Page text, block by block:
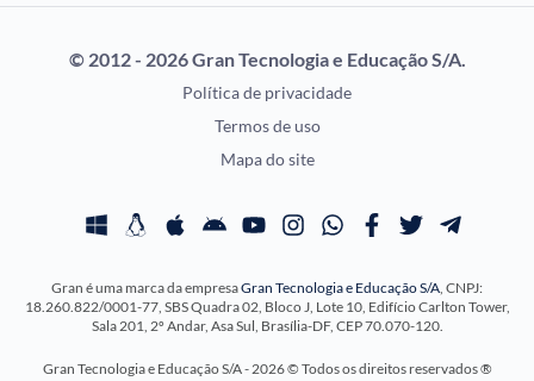
CONCURSOS POR
Concursos Militares
Concursos Saúde
Concursos Tribunais
Residência Multiprofissional
EXAME DE ORDEM
OAB
Prova OAB
Calendário OAB
Questões OAB
Exame de Ordem
© 2012 - 2026 Gran Tecnologia e Educação S/A.
Política de privacidade
Termos de uso
Mapa do site
Gran é uma marca da empresaGran Tecnologia e Educação S/A , CNPJ:
18.260.822/0001-77, SBS Quadra 02, Bloco J, Lote 10, Edifício Carlton Tower,
Sala 201, 2º Andar, Asa Sul, Brasília-DF, CEP 70.070-120.
Gran Tecnologia e Educação S/A - 2026 © Todos os direitos reservados ®